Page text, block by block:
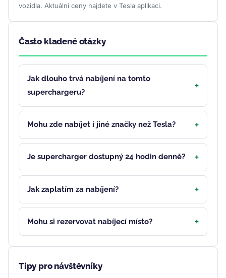
vozidla. Aktuální ceny najdete v Tesla aplikaci.
Často kladené otázky
Jak dlouho trvá nabíjení na tomto
superchargeru?
Mohu zde nabíjet i jiné značky než Tesla?
Je supercharger dostupný 24 hodin denně?
Jak zaplatím za nabíjení?
Mohu si rezervovat nabíjecí místo?
Tipy pro návštěvníky